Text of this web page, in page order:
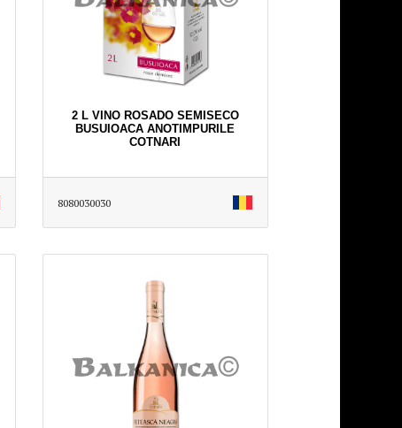
2 L VINO ROSADO SEMISECO
BUSUIOACA ANOTIMPURILE
COTNARI
8080030030